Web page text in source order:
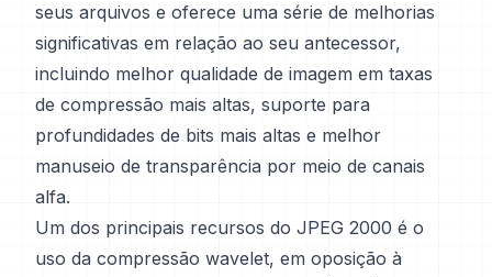
seus arquivos e oferece uma série de melhorias
significativas em relação ao seu antecessor,
incluindo melhor qualidade de imagem em taxas
de compressão mais altas, suporte para
profundidades de bits mais altas e melhor
manuseio de transparência por meio de canais
alfa.
Um dos principais recursos do JPEG 2000 é o
uso da compressão wavelet, em oposição à